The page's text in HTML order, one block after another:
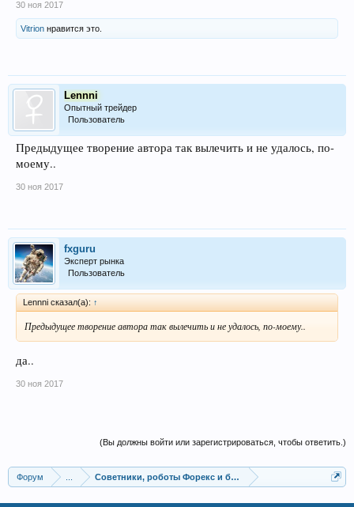
30 ноя 2017
Vitrion нравится это.
Lennni
Опытный трейдер
Пользователь
Предыдущее творение автора так вылечить и не удалось, по-
моему..
30 ноя 2017
fxguru
Эксперт рынка
Пользователь
Lennni сказал(а): ↑
Предыдущее творение автора так вылечить и не удалось, по-моему..
да..
30 ноя 2017
(Вы должны войти или зарегистрироваться, чтобы ответить.)
Форум Советники, роботы Форекс и бинарных опционов